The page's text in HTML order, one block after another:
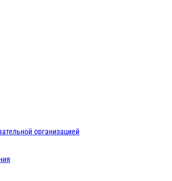
организацией